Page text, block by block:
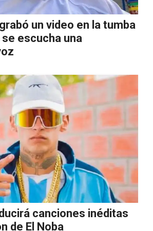
un video en la tumba
se escucha una
canciones inéditas
de El Noba